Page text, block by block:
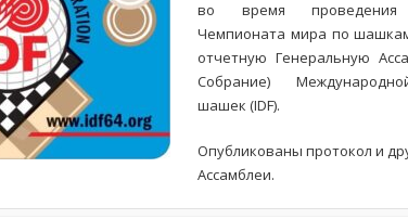
во время проведения
Чемпионата мира по
отчетную Генеральную
Собрание)
шашек (IDF).
Опубликованы протокол и
Ассамблеи.